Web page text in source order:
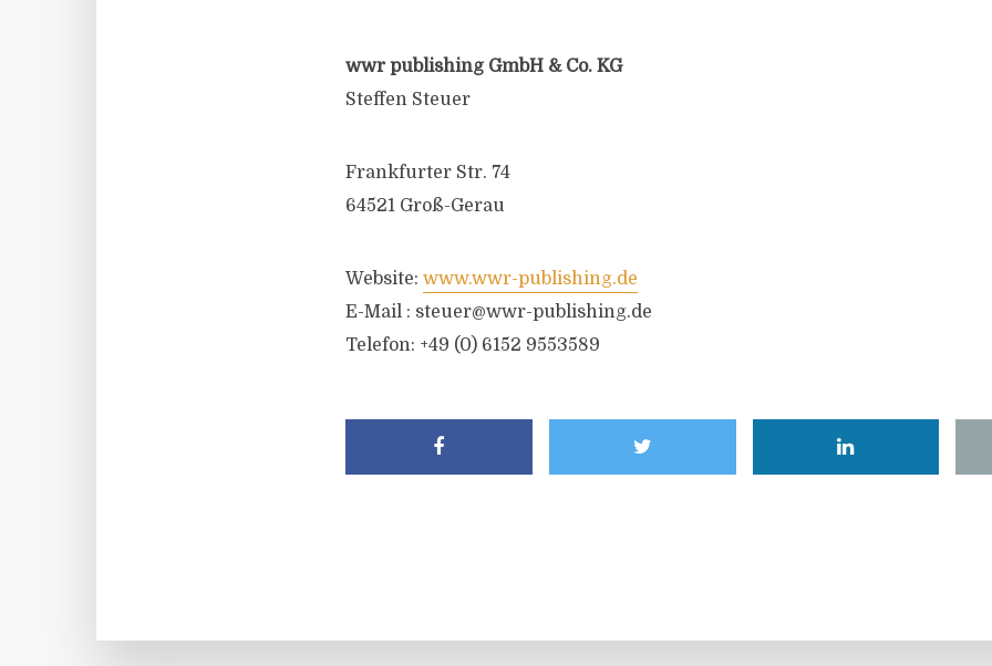
wwr publishing GmbH & Co. KG
Steffen Steuer
Frankfurter Str. 74
64521 Groß-Gerau
Website: www.wwr-publishing.de
E-Mail : steuer@wwr-publishing.de
Telefon: +49 (0) 6152 9553589